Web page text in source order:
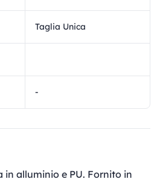
Taglia Unica
-
alluminio e PU. Fornito in